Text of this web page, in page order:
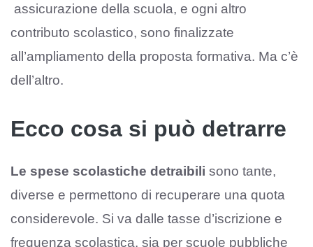
assicurazione della scuola, e ogni altro
contributo scolastico, sono finalizzate
all’ampliamento della proposta formativa. Ma c’è
dell’altro.
Ecco cosa si può detrarre
Le spese scolastiche detraibili sono tante,
diverse e permettono di recuperare una quota
considerevole. Si va dalle tasse d’iscrizione e
frequenza scolastica, sia per scuole pubbliche